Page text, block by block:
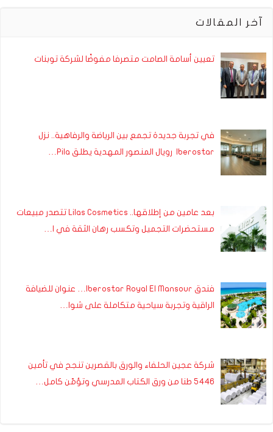
آخر المقالات
تعيين أسامة الصامت متصرفا مفوضًا لشركة توبنات
في تجربة جديدة تجمع بين الرياضة والرفاهية.. نزل
Iberostar رويال المنصور المهدية يطلق Pila…
بعد عامين من إطلاقها.. Lilas Cosmetics تتصدر مبيعات
مستحضرات التجميل وتكسب رهان الثقة في ا…
فندق Iberostar Royal El Mansour… عنوان للضيافة
الراقية وتجربة سياحية متكاملة على شوا…
شركة عجين الحلفاء والورق بالقصرين تنجح في تأمين
5446 طنا من ورق الكتاب المدرسي وتؤمّن كامل…